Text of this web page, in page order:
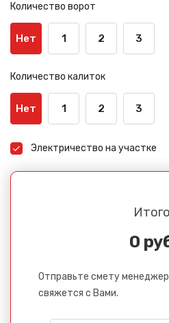
Количество ворот
Нет 1 2 3
Количество калиток
Нет 1 2 3
Электричество на участке
0
Отправьте смету
свяжется с Вами.